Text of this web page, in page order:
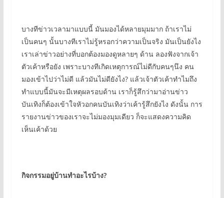
บางทีข่าวเวลามาแบบนี้ มันมองได้หลายมุมมาก ถ้าเราไม่
เป็นคนๆ นั้นบางทีเราไม่รู้หรอกว่าความเป็นจริง มันเป็นยังไง
เราเล่าข่าวอย่างที่บอกต้องมองดูหลายๆ ด้าน ลองฟังจากเจ้า
ตัวเค้าหรือยัง เพราะบางทีเกิดเหตุการณ์ไม่ดีกับคนๆนึง คน
มองเข้าไปว่าไม่ดี แล้วมันไม่ดียังไง? แล้วเจ้าตัวเค้าทำไมถึง
ทำแบบนี้มันจะมีเหตุผลรอบด้าน เราก็รู้สึกว่ามาอ่านข่าว
บันเทิงก็ต้องเข้าใจหัวอกคนบันเทิงว่าเค้ารู้สึกยังไง ดังนั้น การ
รายงานข่าวของเราจะไม่มองมุมเดียว ก็จะแสดงความคิด
เห็นเค้าด้วย
กิจกรรมอยู่บ้านทำอะไรบ้าง?